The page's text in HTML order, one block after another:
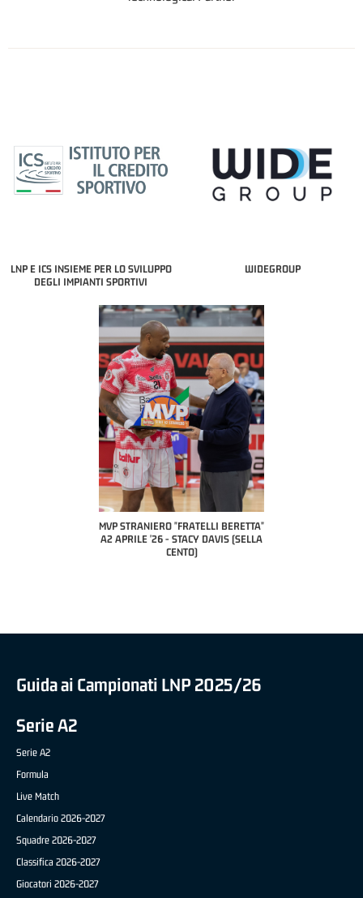
LNP E ICS INSIEME PER LO SVILUPPO
DEGLI IMPIANTI SPORTIVI
WIDEGROUP
MVP "FRATELLI BERETTA" SAMUEL
DILAS B NAZIONALE APRILE '26 -
MARCO RESTELLI (TAV TREVIGLIO
Guida ai Campionati LNP 2025/26
Serie A2
Serie A2
Formula
Live Match
Calendario 2026-2027
Squadre 2026-2027
Classifica 2026-2027
Giocatori 2026-2027